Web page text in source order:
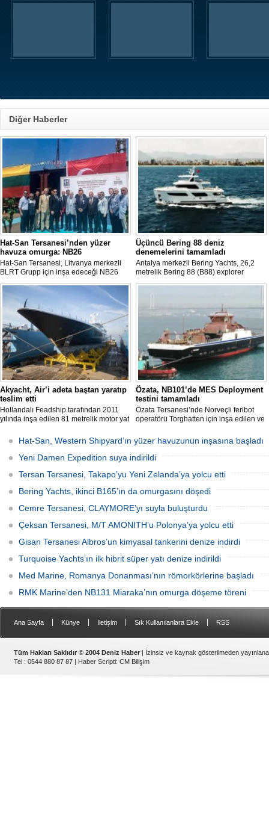
Diğer Haberler
Hat-San Tersanesi’nden yüzer
havuza omurga: NB26
Hat-San Tersanesi, Litvanya merkezli
BLRT Grupp için inşa edeceği NB26
inşa numaralı yüzer havuzun omurga
yerleştirme törenini Yalova’daki
tersanesinde gerçekleştirdi.
Üçüncü Bering 88 deniz
denemelerini tamamladı
Antalya merkezli Bering Yachts, 26,2
metrelik Bering 88 (B88) explorer
serisinin üçüncü teknesinin ilk deniz
Akyacht, Air’i adeta baştan yaratıp
teslim etti
Hollandalı Feadship tarafından 2011
yılında inşa edilen 81 metrelik motor yat
tersanesindeki büyük refit (yenileme)
sürecini başarıyla sonlandırdı.
Özata, NB101’de MES Deployment
testini tamamladı
Özata Tersanesi’nde Norveçli feribot
operatörü Torghatten için inşa edilen ve
gemide gerçekleştirilen MES (Marine
Evacuation System) Deployment Testi
başarıyla tamamlandı.
Hat-San, Western Shipyard’ın yüzer havuzunun inşasına başladı
Yeni Damen Expedition suya indirildi
Tersan Tersanesi, Takapo’yu Yeni Zelanda’ya yolcu etti
Bering Yachts, ikinci B165’ın da omurgasını döşedi
Cemre Tersanesi, CLAYMORE’yı suyla buluşturdu
Çeksan Tersanesi, M/T AMONITH’u Polonya’ya yolcu etti
Gisan Tersanesi Albros’un kimyasal tankerini denize indirdi
Turquoise Yachts’ın ilk hibrit süper yatı denize indirildi
Med Marine, Romanya Donanması’nın römorkörlerine başladı
RMK Marine’den NB131 Miaraka’nın omurga döşeme töreni
Ana Sayfa Künye İletişim Sık Kullanılanlara Ekle RSS
Tüm Hakları Saklıdır © 2004 Deniz Haber | İzinsiz ve kaynak gösterilmeden
Tel : 0544 880 87 87 | Haber Scripti: CM Bilişim